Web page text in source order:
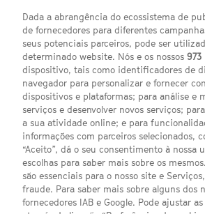
Dada a abrangência do ecossistema de
de fornecedores para diferentes
seus potenciais parceiros, pode ser
determinado website. Nós e os nossos 973
dispositivo, tais como identificadores de
navegador para personalizar e fornecer
dispositivos e plataformas; para análise e
serviços e desenvolver novos serviços;
a sua atividade online; e para
informações com parceiros selecionados,
“Aceito”, dá o seu consentimento à nossa
escolhas para saber mais sobre os
são essenciais para o nosso site e
fraude. Para saber mais sobre alguns dos
fornecedores IAB e Google. Pode ajustar